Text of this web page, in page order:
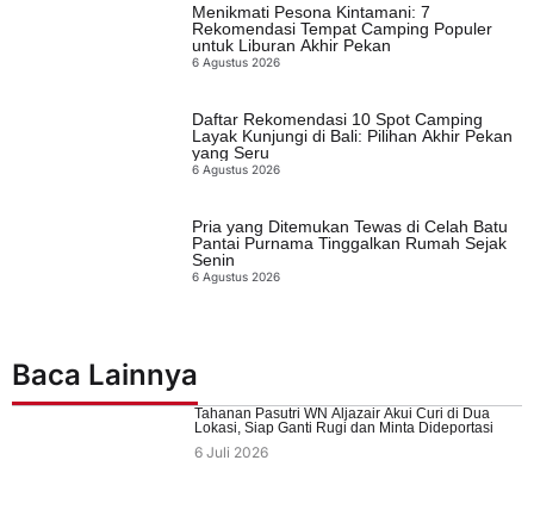
Menikmati Pesona Kintamani: 7
Rekomendasi Tempat Camping Populer
untuk Liburan Akhir Pekan
6 Agustus 2026
Daftar Rekomendasi 10 Spot Camping
Layak Kunjungi di Bali: Pilihan Akhir Pekan
yang Seru
6 Agustus 2026
Pria yang Ditemukan Tewas di Celah Batu
Pantai Purnama Tinggalkan Rumah Sejak
Senin
6 Agustus 2026
Baca Lainnya
Tahanan Pasutri WN Aljazair Akui Curi di Dua
Lokasi, Siap Ganti Rugi dan Minta Dideportasi
6 Juli 2026